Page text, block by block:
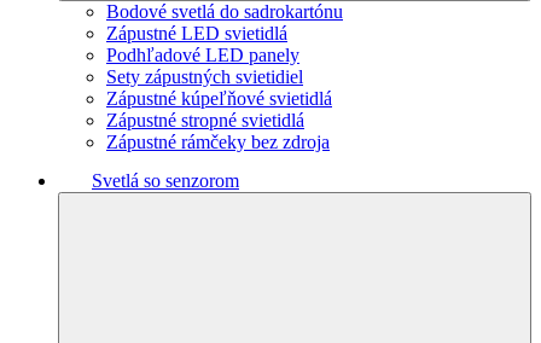
Bodové svetlá do sadrokartónu
Zápustné LED svietidlá
Podhľadové LED panely
Sety zápustných svietidiel
Zápustné kúpeľňové svietidlá
Zápustné stropné svietidlá
Zápustné rámčeky bez zdroja
Svetlá so senzorom